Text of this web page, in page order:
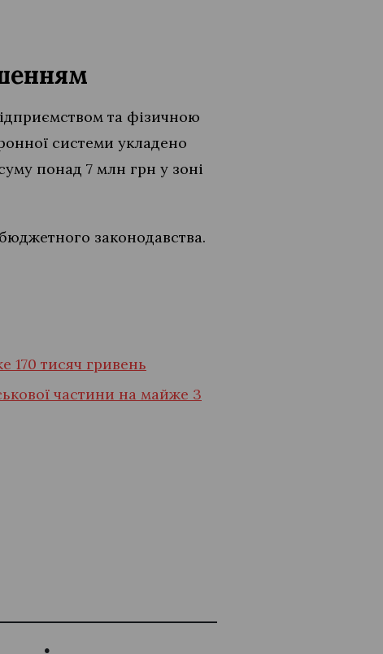
та фізичною
системи укладено
понад 7 млн грн у зоні
законодавства.
170 тисяч гривень
частини на майже 3